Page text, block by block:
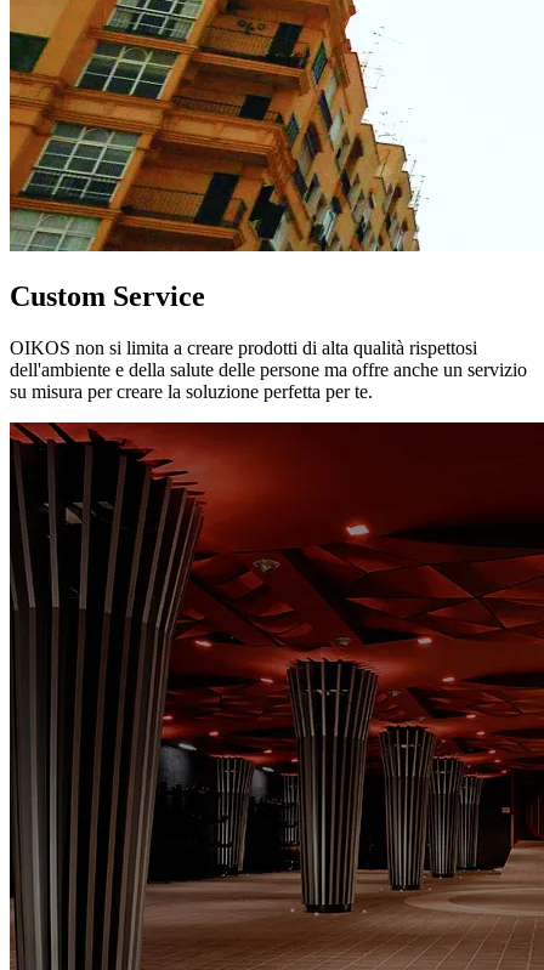
Custom Service
OIKOS non si limita a creare prodotti di alta qualità rispettosi
dell'ambiente e della salute delle persone ma offre anche un servizio
su misura per creare la soluzione perfetta per te.